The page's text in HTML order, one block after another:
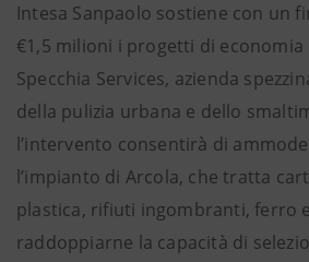
Intesa Sanpaolo sostiene con un
€1,5 milioni i progetti di economia
Specchia Services, azienda
della pulizia urbana e dello
l’intervento consentirà di
l’impianto di Arcola, che tratta
plastica, rifiuti ingombranti, ferro
raddoppiarne la capacità di